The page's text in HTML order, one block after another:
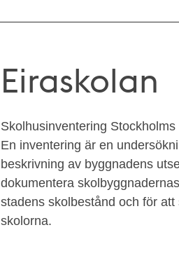
Eiraskolan
Skolhusinventering
En inventering är en
beskrivning av byggnadens
dokumentera
stadens skolbestånd och för
skolorna.